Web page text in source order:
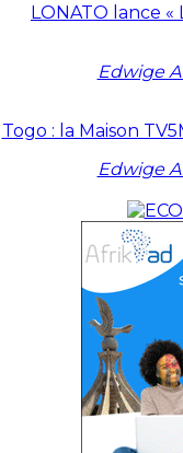
LONATO lance
Edwige
Togo : la Maison
Edwige